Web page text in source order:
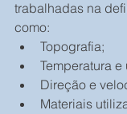
trabalhadas na
como:
Topografia;
Temperatura
Direção e
Materiais